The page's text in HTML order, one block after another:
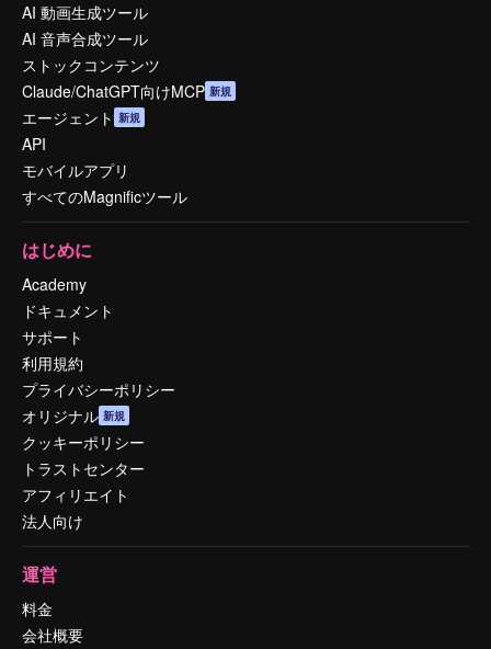
AI 動画生成ツール
AI 音声合成ツール
ストックコンテンツ
Claude/ChatGPT向けMCP 新規
エージェント 新規
API
モバイルアプリ
すべてのMagnificツール
はじめに
Academy
ドキュメント
サポート
利用規約
プライバシーポリシー
オリジナル 新規
クッキーポリシー
トラストセンター
アフィリエイト
法人向け
運営
料金
会社概要